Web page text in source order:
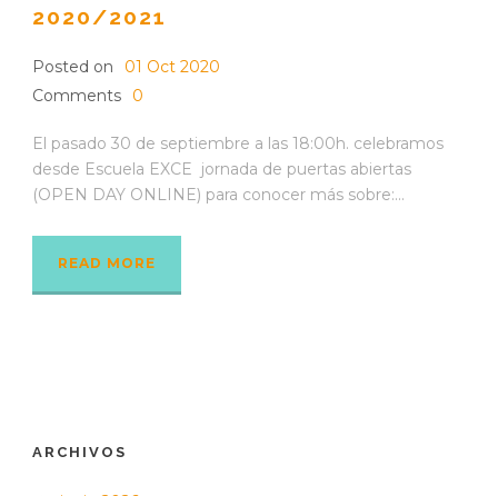
2020/2021
Posted on
01 Oct 2020
Comments
0
El pasado 30 de septiembre a las 18:00h. celebramos
desde Escuela EXCE jornada de puertas abiertas
(OPEN DAY ONLINE) para conocer más sobre:...
READ MORE
ARCHIVOS